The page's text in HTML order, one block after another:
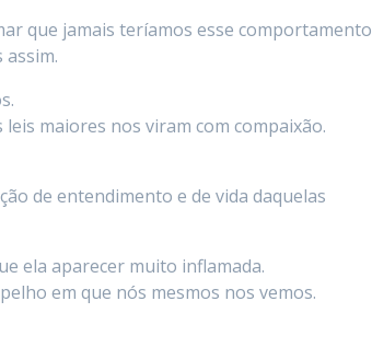
que jamais teríamos esse comportamento
maiores nos viram com compaixão.
de entendimento e de vida daquelas
ela aparecer muito inflamada.
em que nós mesmos nos vemos.